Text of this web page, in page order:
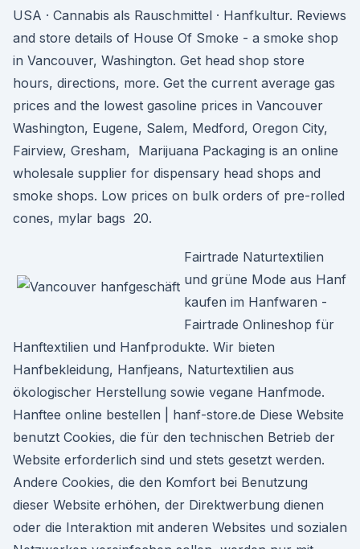
USA · Cannabis als Rauschmittel · Hanfkultur. Reviews
and store details of House Of Smoke - a smoke shop
in Vancouver, Washington. Get head shop store
hours, directions, more. Get the current average gas
prices and the lowest gasoline prices in Vancouver
Washington, Eugene, Salem, Medford, Oregon City,
Fairview, Gresham, Marijuana Packaging is an online
wholesale supplier for dispensary head shops and
smoke shops. Low prices on bulk orders of pre-rolled
cones, mylar bags 20.
Fairtrade Naturtextilien
und grüne Mode aus Hanf
kaufen im Hanfwaren -
Fairtrade Onlineshop für
Hanftextilien und Hanfprodukte. Wir bieten
Hanfbekleidung, Hanfjeans, Naturtextilien aus
ökologischer Herstellung sowie vegane Hanfmode.
Hanftee online bestellen | hanf-store.de Diese Website
benutzt Cookies, die für den technischen Betrieb der
Website erforderlich sind und stets gesetzt werden.
Andere Cookies, die den Komfort bei Benutzung
dieser Website erhöhen, der Direktwerbung dienen
oder die Interaktion mit anderen Websites und sozialen